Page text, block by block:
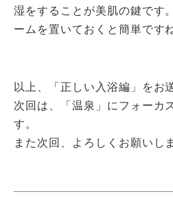
湿をすることが美肌の鍵です
ームを置いておくと簡単です
以上、「正しい入浴編」をお
次回は、「温泉」にフォーカ
す。
また次回、よろしくお願いし